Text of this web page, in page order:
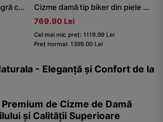
Cizme damă din piele neagră cu toc tăiat
Cizme damă tip biker din piele naturală, căptușite termic
769.90 Lei
Cel mai mic preț: 1119.99 Lei
Preț normal: 1399.00 Lei
- Eleganță și Confort de la
de Cizme de Damă
și Calității Superioare